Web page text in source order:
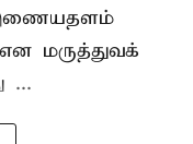
இணையதளம்
மருத்துவக்
...